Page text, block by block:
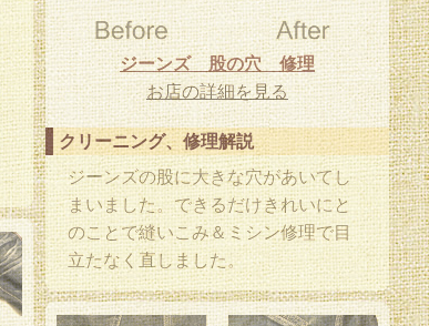
ジーンズ 股の穴 修理
お店の詳細を見る
クリーニング、修理解説
ジーンズの股に大きな穴があいてし
まいました。できるだけきれいにと
のことで縫いこみ＆ミシン修理で目
立たなく直しました。